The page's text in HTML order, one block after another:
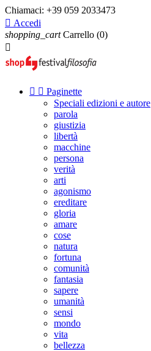
Chiamaci: +39 059 2033473
 Accedi
shopping_cart Carrello (0)

  Paginette
Speciali edizioni e autore
parola
giustizia
libertà
macchine
persona
verità
arti
agonismo
ereditare
gloria
amare
cose
natura
fortuna
comunità
fantasia
sapere
umanità
sensi
mondo
vita
bellezza